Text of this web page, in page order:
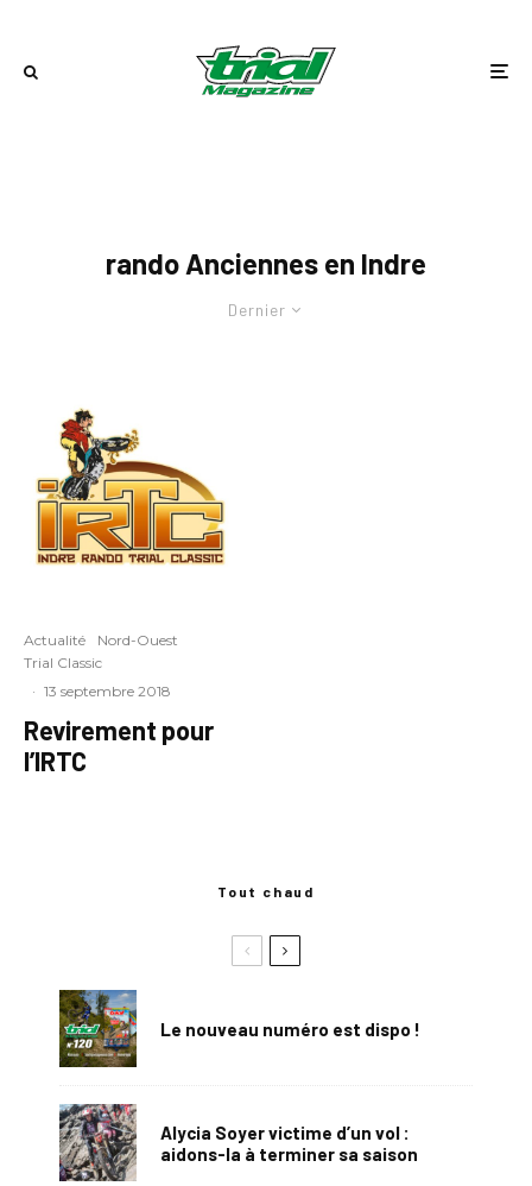
rando Anciennes en Indre
Dernier
Actualité
Nord-Ouest
Trial Classic
· 13 septembre 2018
Revirement pour
l’IRTC
Tout chaud
Le nouveau numéro est dispo !
Alycia Soyer victime d’un vol :
aidons-la à terminer sa saison